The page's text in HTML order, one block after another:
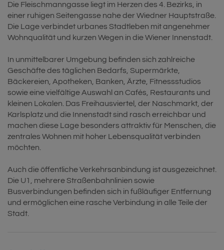
Die Fleischmanngasse liegt im Herzen des 4. Bezirks, in
einer ruhigen Seitengasse nahe der Wiedner Hauptstraße.
Die Lage verbindet urbanes Stadtleben mit angenehmer
Wohnqualität und kurzen Wegen in die Wiener Innenstadt.
In unmittelbarer Umgebung befinden sich zahlreiche
Geschäfte des täglichen Bedarfs, Supermärkte,
Bäckereien, Apotheken, Banken, Ärzte, Fitnessstudios
sowie eine vielfältige Auswahl an Cafés, Restaurants und
kleinen Lokalen. Das Freihausviertel, der Naschmarkt, der
Karlsplatz und die Innenstadt sind rasch erreichbar und
machen diese Lage besonders attraktiv für Menschen, die
zentrales Wohnen mit hoher Lebensqualität verbinden
möchten.
Auch die öffentliche Verkehrsanbindung ist ausgezeichnet.
Die U1, mehrere Straßenbahnlinien sowie
Busverbindungen befinden sich in fußläufiger Entfernung
und ermöglichen eine rasche Verbindung in alle Teile der
Stadt.